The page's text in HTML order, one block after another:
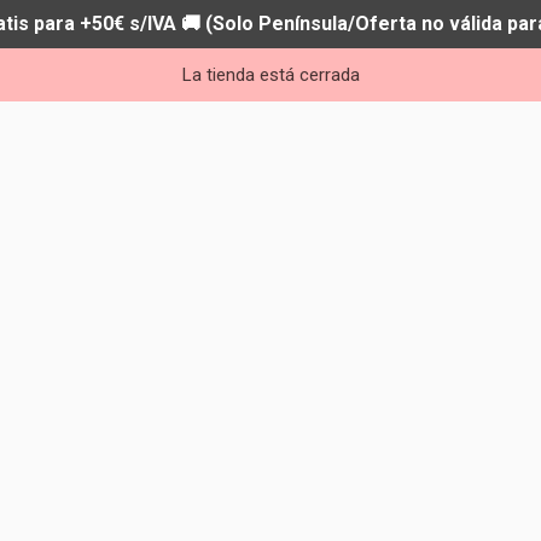
para +50€ s/IVA 🚚 (Solo Península/Oferta no válida
La tienda está cerrada